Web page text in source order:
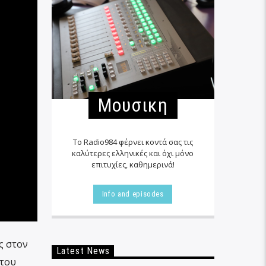
στον
Μουσικη
Το Radio984 φέρνει κοντά σας τις
καλύτερες ελληνικές και όχι μόνο
επιτυχίες, καθημερινά!
Info and episodes
Latest News